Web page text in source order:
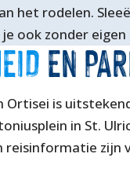
het rodelen.
ook zonder
EN
Ortisei is
in St.
reisinformatie